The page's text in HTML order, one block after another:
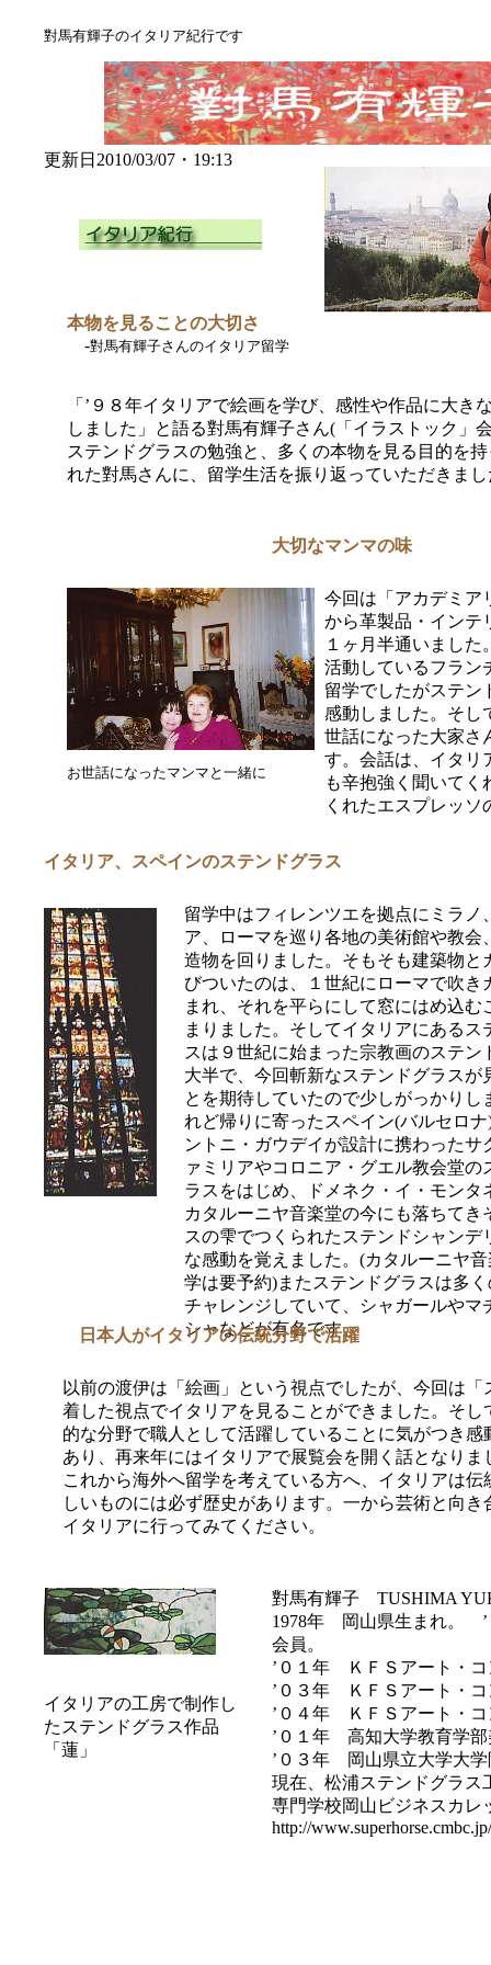
對馬有輝子のイタリア紀行です
更新日 2010/03/07 ・ 19:13
本物を見ることの大切さ
-對馬有輝子さんのイタリア留学
「 ’９８年イタリアで絵画を学び、感性や作品に大き
しました」と語る對馬有輝子さん(「イラストック」
ステンドグラスの勉強と、多くの本物を見る目的を
れた對馬さんに、留学生活を振り返っていただきま
大切なマンマの味
お世話になったマンマと一緒に
今回は「アカデミア
から革製品・インテ
１ヶ月半通いまし
活動しているフラン
留学でしたがステン
感動しました。そし
世話になった大家さ
す。会話は、イタリ
も辛抱強く聞いて
くれたエスプレッ
イタリア、スペインのステンドグラス
留学中はフィレンツエを拠点にミラノ
ア、ローマを巡り各地の美術館や教会
造物を回りました。そもそも建築物と
びついたのは、１世紀にローマで吹き
まれ、それを平らにして窓にはめ込む
まりました。そしてイタリアにあるス
スは９世紀に始まった宗教画のステン
大半で、今回斬新なステンドグラスが
とを期待していたので少しがっかりし
れど帰りに寄ったスペイン(バルセロ
ントニ・ガウデイが設計に携わったサ
ァミリアやコロニア・グエル教会堂の
ラスをはじめ、ドメネク・イ・モンタ
カタルーニヤ音楽堂の今にも落ちてき
スの雫でつくられたステンドシャンデ
な感動を覚えました。(カタルーニヤ
学は要予約)またステンドグラスは多
チャレンジしていて、シャガールやマ
シャなどが有名です。
日本人がイタリアの伝統分野で活躍
以前の渡伊は「絵画」という視点でしたが、今回は
着した視点でイタリアを見ることができました。そ
的な分野で職人として活躍していることに気がつき
あり、再来年にはイタリアで展覧会を開く話となりま
これから海外へ留学を考えている方へ、イタリアは
しいものには必ず歴史があります。一から芸術と向
イタリアに行ってみてください。
イタリアの工房で制作し
たステンドグラス作品
「蓮」
對馬有輝子 TUSHIMA
1978年 岡山県生まれ。 ’
会員。
’０１年 ＫＦＳアート・
’０３年 ＫＦＳアート・
’０４年 ＫＦＳアート・
’０１年 高知大学教育学
’０３年 岡山県立大学大
現在、松浦ステンドグラス
専門学校岡山ビジネスカレ
http://www.superhorse.cmbc.jp/